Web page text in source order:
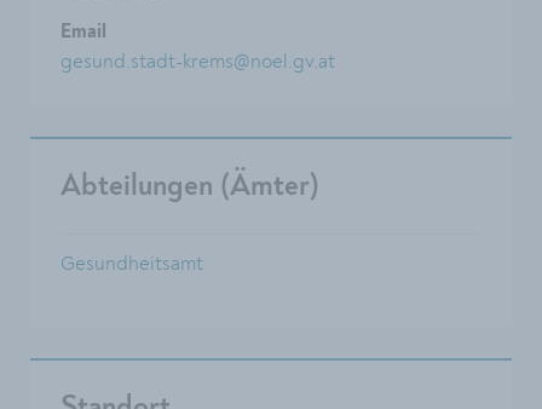
Email
gesund.stadt-krems@noel.gv.at
Abteilungen (Ämter)
Gesundheitsamt